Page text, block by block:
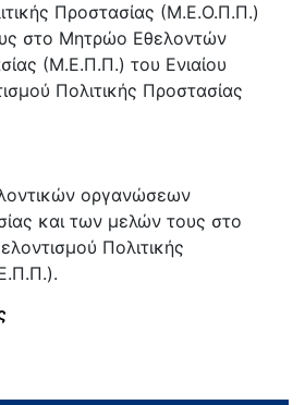
Προστασίας (Μ.Ε.Ο.Π.Π.)
στο Μητρώο Εθελοντών
(Μ.Ε.Π.Π.) του Ενιαίου
Πολιτικής Προστασίας
οργανώσεων
και των μελών τους στο
Πολιτικής